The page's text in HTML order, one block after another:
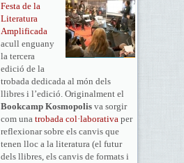
Festa de la
Literatura
Amplificada
acull enguany
la tercera
edició de la
trobada dedicada al món dels
llibres i l’edició. Originalment el
Bookcamp Kosmopolisva sorgir
com una trobada col·laborativaper
reflexionar sobre els canvis que
tenen lloc a la literatura (el futur
dels llibres, els canvis de formats i